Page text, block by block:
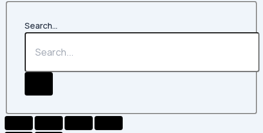
Search...